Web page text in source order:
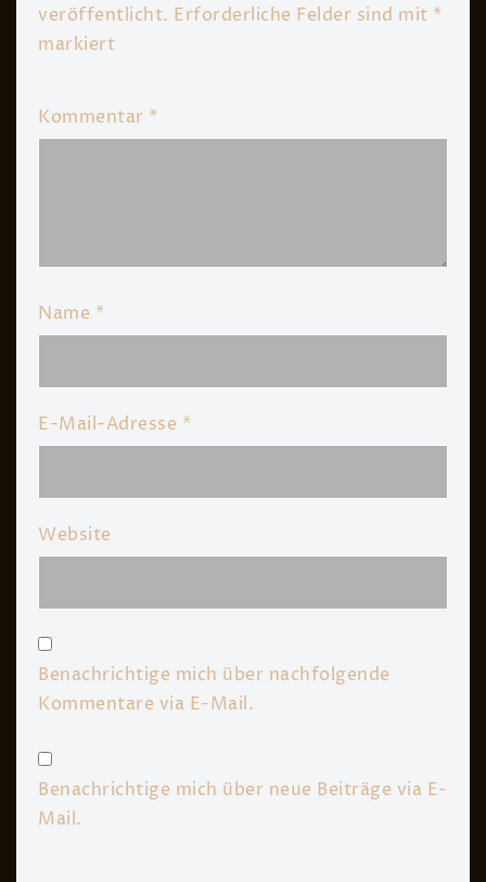
veröffentlicht. Erforderliche Felder sind mit *
markiert
Kommentar *
Name *
E-Mail-Adresse *
Website
Benachrichtige mich über nachfolgende
Kommentare via E-Mail.
Benachrichtige mich über neue Beiträge via E-
Mail.